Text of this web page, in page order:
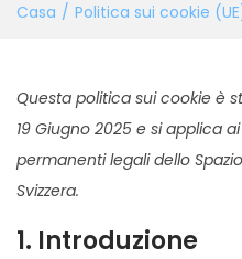
Casa / Politica sui cookie
Questa politica sui cookie è
19 Giugno 2025 e si applica
permanenti legali dello
Svizzera.
1. Introduzione